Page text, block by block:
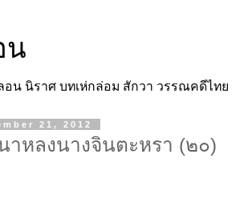
น
น นิราศ บทเห่กล่อม สักวา วรรณคดีไทย
21, 2012
าหลงนางจินตะหรา (๒๐)